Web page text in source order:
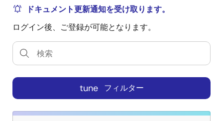
ドキュメント更新通知を受け取ります。
ログイン後、ご登録が可能となります。
tune フィルター